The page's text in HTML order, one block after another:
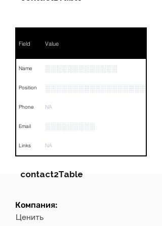
Field Value
Name ░░░░░░░░░░░░░
Position ░░░░░░░░░░░░░░░░░░
Phone NA
Email ░░░░░░░░░
Links NA
contact2Table
Field
Компания:
Ценить